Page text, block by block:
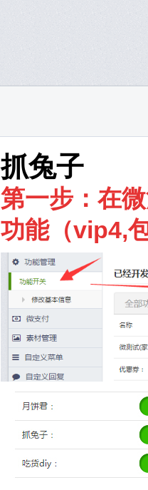
抓兔子
第一步：在
功能（vip4,